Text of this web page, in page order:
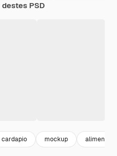
PSD
cardapio mockup alimentos